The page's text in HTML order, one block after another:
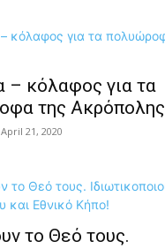
– κόλαφος για τα
της Ακρόπολης
April 21, 2020
το Θεό τους.